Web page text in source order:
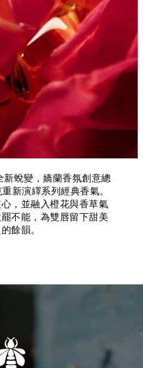
蛻變，嬌蘭香氛創意總
新演繹系列經典香氣。
，並融入橙花與香草氣
不能，為雙唇留下甜美
餘韻。